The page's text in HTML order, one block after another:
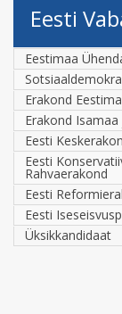
Eesti
Eestimaa
Erakond
Erakond
Eesti
Eesti
Rahvaerakond
Eesti
Eesti
Üksikkandidaat